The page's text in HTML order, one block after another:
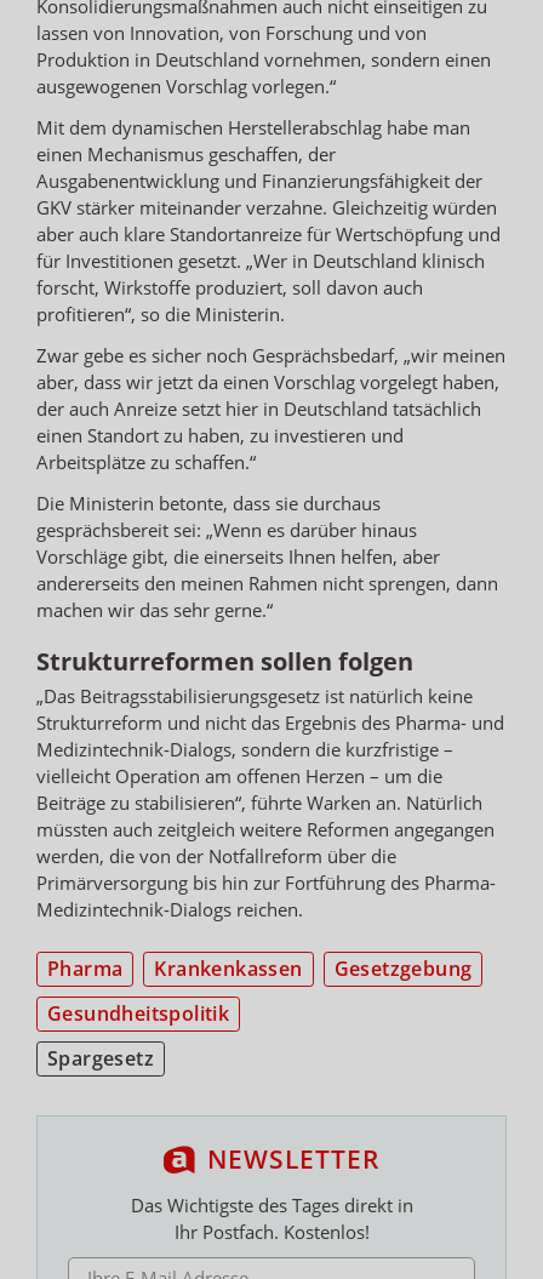
Konsolidierungsmaßnahmen auch nicht einseitigen zu
lassen von Innovation, von Forschung und von
Produktion in Deutschland vornehmen, sondern einen
ausgewogenen Vorschlag vorlegen.“
Mit dem dynamischen Herstellerabschlag habe man
einen Mechanismus geschaffen, der
Ausgabenentwicklung und Finanzierungsfähigkeit der
GKV stärker miteinander verzahne. Gleichzeitig würden
aber auch klare Standortanreize für Wertschöpfung und
für Investitionen gesetzt. „Wer in Deutschland klinisch
forscht, Wirkstoffe produziert, soll davon auch
profitieren“, so die Ministerin.
Zwar gebe es sicher noch Gesprächsbedarf, „wir meinen
aber, dass wir jetzt da einen Vorschlag vorgelegt haben,
der auch Anreize setzt hier in Deutschland tatsächlich
einen Standort zu haben, zu investieren und
Arbeitsplätze zu schaffen.“
Die Ministerin betonte, dass sie durchaus
gesprächsbereit sei: „Wenn es darüber hinaus
Vorschläge gibt, die einerseits Ihnen helfen, aber
andererseits den meinen Rahmen nicht sprengen, dann
machen wir das sehr gerne.“
Strukturreformen sollen folgen
„Das Beitragsstabilisierungsgesetz ist natürlich keine
Strukturreform und nicht das Ergebnis des Pharma- und
Medizintechnik-Dialogs, sondern die kurzfristige –
vielleicht Operation am offenen Herzen – um die
Beiträge zu stabilisieren“, führte Warken an. Natürlich
müssten auch zeitgleich weitere Reformen angegangen
werden, die von der Notfallreform über die
Primärversorgung bis hin zur Fortführung des Pharma-
Medizintechnik-Dialogs reichen.
Pharma Krankenkassen
Gesetzgebung
Gesundheitspolitik
Spargesetz
NEWSLETTER
Das Wichtigste des Tages direkt in
Ihr Postfach. Kostenlos!
E-MAIL ADRESSE